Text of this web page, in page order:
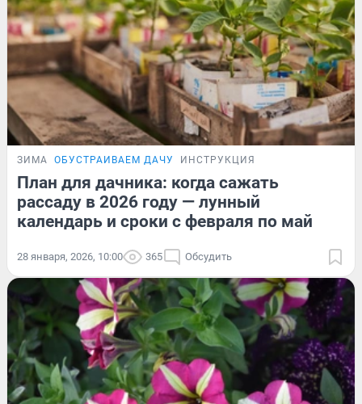
ЗИМА ОБУСТРАИВАЕМ ДАЧУ ИНСТРУКЦИЯ
План для дачника: когда сажать
рассаду в 2026 году — лунный
календарь и сроки с февраля по май
28 января, 2026, 10:00 365 Обсудить